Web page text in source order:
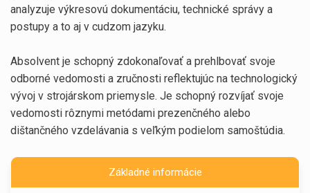
analyzuje výkresovú dokumentáciu, technické správy a
postupy a to aj v cudzom jazyku.
Absolvent je schopný zdokonaľovať a prehlbovať svoje
odborné vedomosti a zručnosti reflektujúc na technologický
vývoj v strojárskom priemysle. Je schopný rozvíjať svoje
vedomosti rôznymi metódami prezenčného alebo
dištančného vzdelávania s veľkým podielom samoštúdia.
Základné informácie